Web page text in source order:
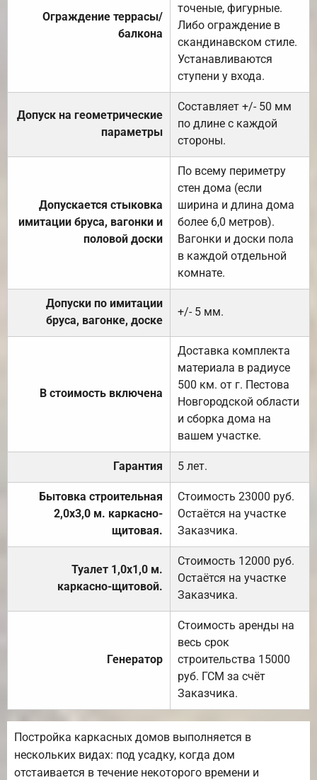
Ограждение террасы/
балкона
точеные, фигурные.
Либо ограждение в
скандинавском стиле.
Устанавливаются
ступени у входа.
Допуск на геометрические
параметры
Составляет +/- 50 мм
по длине с каждой
стороны.
Допускается стыковка
имитации бруса, вагонки и
половой доски
По всему периметру
стен дома (если
ширина и длина дома
более 6,0 метров).
Вагонки и доски пола
в каждой отдельной
комнате.
Допуски по имитации
бруса, вагонке, доске
+/- 5 мм.
В стоимость включена
Доставка комплекта
материала в радиусе
500 км. от г. Пестова
Новгородской области
и сборка дома на
вашем участке.
Гарантия 5 лет.
Бытовка строительная
2,0х3,0 м. каркасно-
щитовая.
Стоимость 23000 руб.
Остаётся на участке
Заказчика.
Туалет 1,0х1,0 м.
каркасно-щитовой.
Стоимость 12000 руб.
Остаётся на участке
Заказчика.
Генератор
Стоимость аренды на
весь срок
строительства 15000
руб. ГСМ за счёт
Заказчика.
Постройка каркасных домов выполняется в
нескольких видах: под усадку, когда дом
отстаивается в течение некоторого времени и